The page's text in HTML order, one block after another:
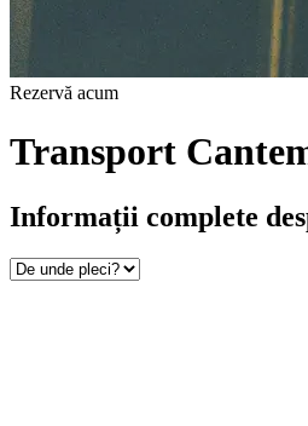
Rezervă acum
Transport
Informații complete